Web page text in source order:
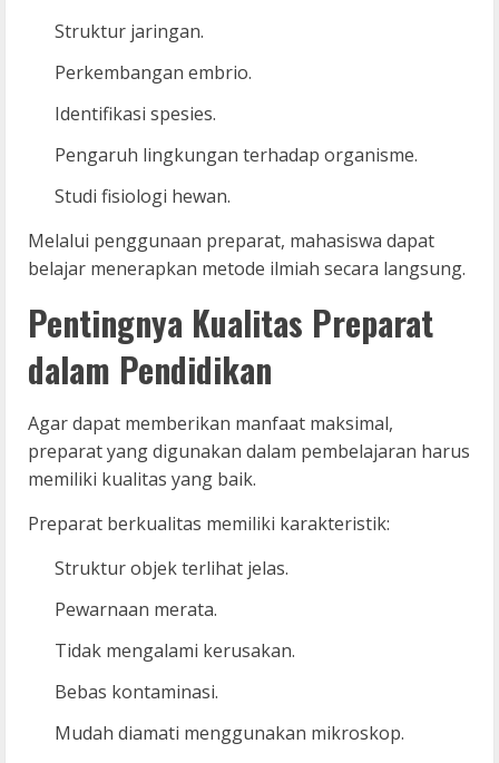
Struktur jaringan.
Perkembangan embrio.
Identifikasi spesies.
Pengaruh lingkungan terhadap organisme.
Studi fisiologi hewan.
Melalui penggunaan preparat, mahasiswa dapat
belajar menerapkan metode ilmiah secara langsung.
Pentingnya Kualitas Preparat
dalam Pendidikan
Agar dapat memberikan manfaat maksimal,
preparat yang digunakan dalam pembelajaran harus
memiliki kualitas yang baik.
Preparat berkualitas memiliki karakteristik:
Struktur objek terlihat jelas.
Pewarnaan merata.
Tidak mengalami kerusakan.
Bebas kontaminasi.
Mudah diamati menggunakan mikroskop.